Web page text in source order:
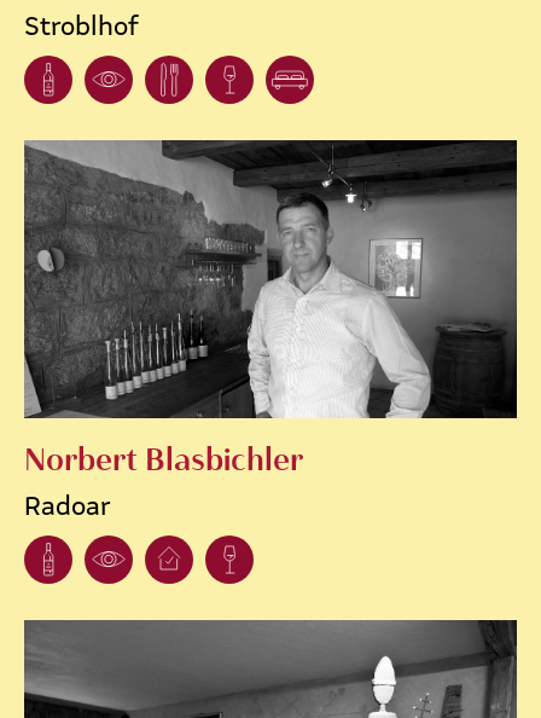
Stroblhof
Norbert Blasbichler
Radoar